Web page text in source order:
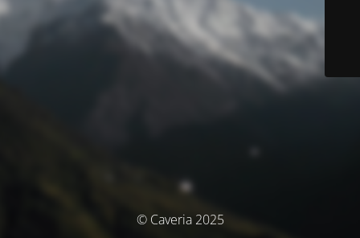
© Caveria 2025